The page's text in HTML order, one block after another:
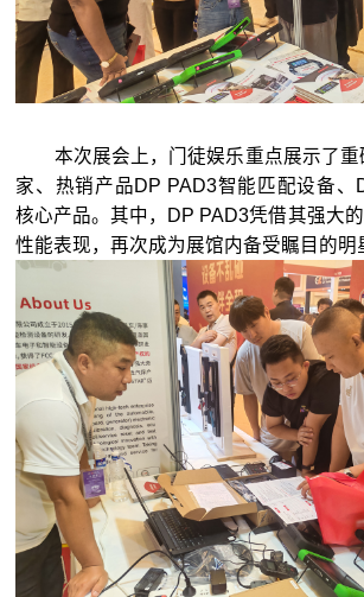
本次展会上，门徒娱乐重点展示了重
家、热销产品DP PAD3智能匹配设备、
核心产品。其中，DP PAD3凭借其强大
性能表现，再次成为展馆内备受瞩目的明